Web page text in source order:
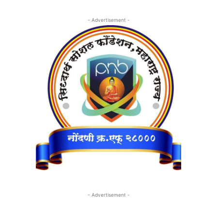
- Advertisement -
- Advertisement -